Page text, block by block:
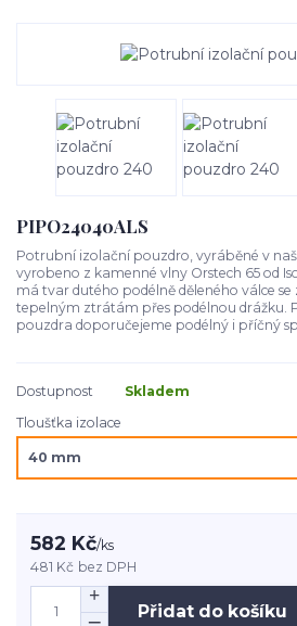
PIPO24040ALS
Potrubní izolační pouzdro, vyráběné v
vyrobeno z kamenné vlny Orstech 65 od
má tvar dutého podélně děleného válce
tepelným ztrátám přes podélnou drážku.
pouzdra doporučejeme podélný i příčný
Dostupnost
Skladem
Tloušťka izolace
582 Kč/ks
481 Kč bez DPH
Přidat do košíku